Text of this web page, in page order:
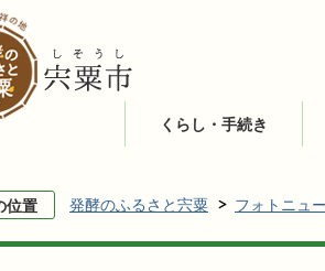
くらし・手続き
位置 発酵のふるさと宍粟 フォトニュ